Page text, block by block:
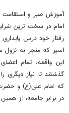
آموزش صبر و استقامت
امام در سخت ترین
رفتار خود درس
اسیر که منجر به نزول
این واقعه، تمام
گذشتند تا نیاز دیگری
که امام علی(ع) و
در برابر جامعه، از